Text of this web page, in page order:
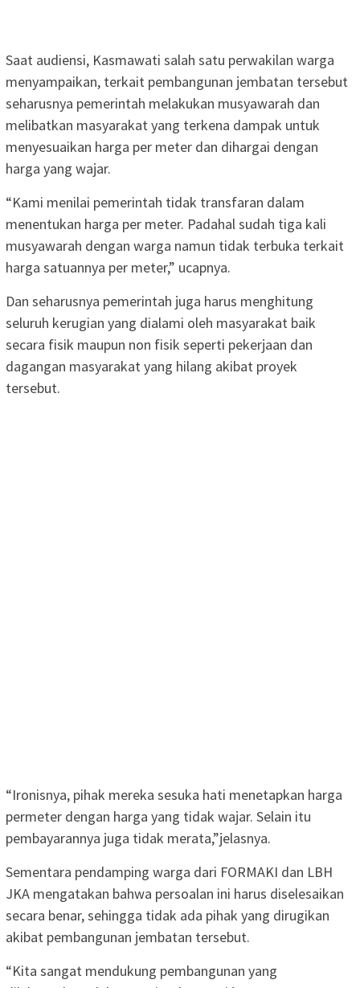
Saat audiensi, Kasmawati salah satu perwakilan warga
menyampaikan, terkait pembangunan jembatan tersebut
seharusnya pemerintah melakukan musyawarah dan
melibatkan masyarakat yang terkena dampak untuk
menyesuaikan harga per meter dan dihargai dengan
harga yang wajar.
“Kami menilai pemerintah tidak transfaran dalam
menentukan harga per meter. Padahal sudah tiga kali
musyawarah dengan warga namun tidak terbuka terkait
harga satuannya per meter,” ucapnya.
Dan seharusnya pemerintah juga harus menghitung
seluruh kerugian yang dialami oleh masyarakat baik
secara fisik maupun non fisik seperti pekerjaan dan
dagangan masyarakat yang hilang akibat proyek
tersebut.
“Ironisnya, pihak mereka sesuka hati menetapkan harga
permeter dengan harga yang tidak wajar. Selain itu
pembayarannya juga tidak merata,”jelasnya.
Sementara pendamping warga dari FORMAKI dan LBH
JKA mengatakan bahwa persoalan ini harus diselesaikan
secara benar, sehingga tidak ada pihak yang dirugikan
akibat pembangunan jembatan tersebut.
“Kita sangat mendukung pembangunan yang